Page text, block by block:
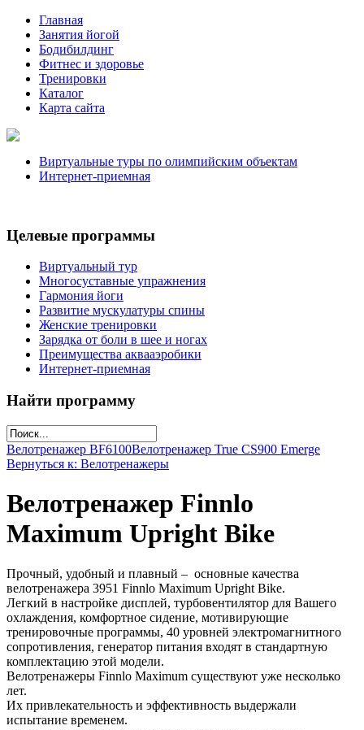
Главная
Занятия йогой
Бодибилдинг
Фитнес и здоровье
Тренировки
Каталог
Карта сайта
Виртуальные туры по олимпийским объектам
Интернет-приемная
Целевые программы
Виртуальный тур
Многосуставные упражнения
Гармония йоги
Развитие мускулатуры спины
Женские тренировки
Зарядка от боли в шее и ногах
Преимущества аквааэробики
Интернет-приемная
Найти программу
Велотренажер ВF6100Велотренажер True CS900 Emerge
Вернуться к: Велотренажеры
Велотренажер Finnlo
Maximum Upright Bike
Прочный, удобный и плавный – основные качества
велотренажера 3951 Finnlo Maximum Upright Bike.
Легкий в настройке дисплей, турбовентилятор для Вашего
охлаждения, комфортное сидение, мотивирующие
тренировочные программы, 40 уровней электромагнитного
сопротивления, генератор питания входят в стандартную
комплектацию этой модели.
Велотренажеры Finnlo Maximum существуют уже несколько
лет.
Их привлекательность и эффективность выдержали
испытание временем.